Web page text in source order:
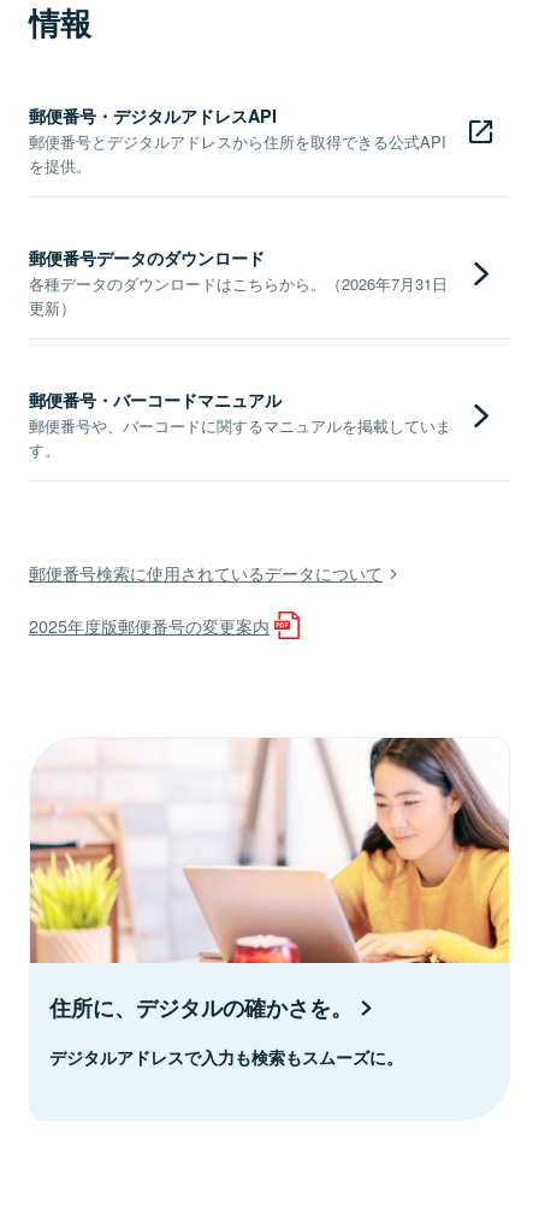
情報
郵便番号・デジタルアドレスAPI
郵便番号とデジタルアドレスから住所を取得できる公式API
を提供。
郵便番号データのダウンロード
各種データのダウンロードはこちらから。（2026年7月31日
更新）
郵便番号・バーコードマニュアル
郵便番号や、バーコードに関するマニュアルを掲載していま
す。
郵便番号検索に使用されているデータについて
2025年度版郵便番号の変更案内
住所に、デジタルの確かさを。
デジタルアドレスで入力も検索もスムーズに。